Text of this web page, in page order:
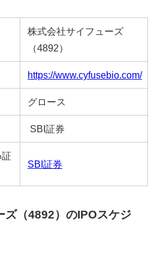
株式会社サイフューズ
（4892）
https://www.cyfusebio.com/
グロース
SBI証券
SBI証券
ズ（4892）のIPOスケジ